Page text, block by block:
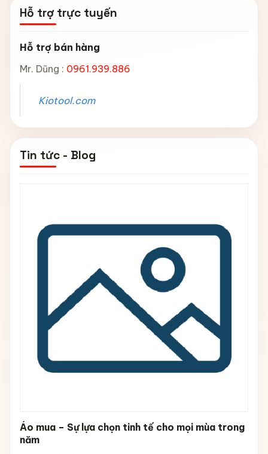
Hỗ trợ trực tuyến
Hỗ trợ bán hàng
Mr. Dũng : 0961.939.886
Kiotool.com
Tin tức - Blog
Áo mua – Sự lựa chọn tinh tế cho mọi mùa trong
năm